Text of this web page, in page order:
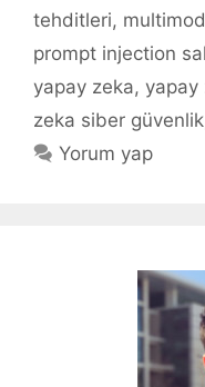
tehditleri,
prompt injection
yapay zeka, yapay
zeka siber güvenlik
Yorum yap